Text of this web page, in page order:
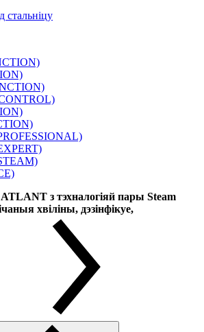
стальніцу
з тэхналогіяй пары Steam
хвіліны, дэзінфікуе,